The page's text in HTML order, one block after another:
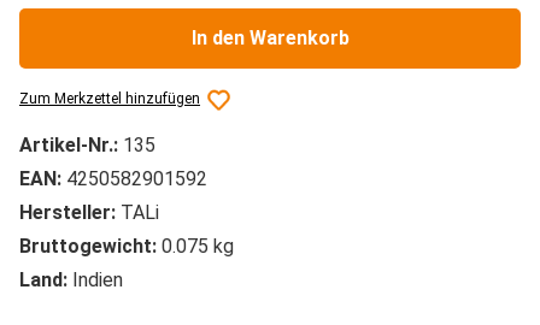
In den Warenkorb
Zum Merkzettel hinzufügen
Artikel-Nr.: 135
EAN: 4250582901592
Hersteller: TALi
Bruttogewicht: 0.075 kg
Land: Indien